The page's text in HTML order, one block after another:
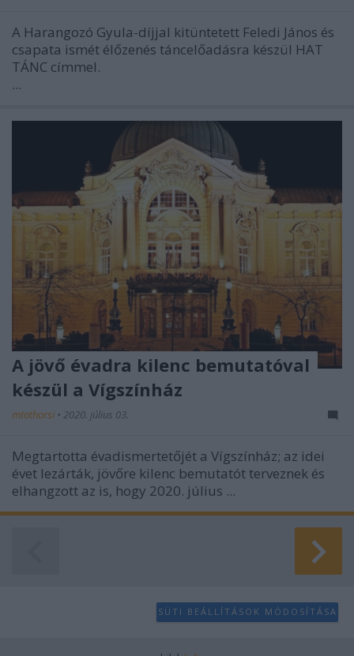
A Harangozó Gyula-díjjal kitüntetett Feledi János és
csapata ismét élőzenés táncelőadásra készül HAT
TÁNC címmel.
...
A jövő évadra kilenc bemutatóval
készül a Vígszínház
mtothorsi • 2020. július 03.
Megtartotta évadismertetőjét a Vígszínház; az idei
évet lezárták, jövőre kilenc bemutatót terveznek és
elhangzott az is, hogy 2020. július ...
SÜTI BEÁLLÍTÁSOK MÓDOSÍTÁSA